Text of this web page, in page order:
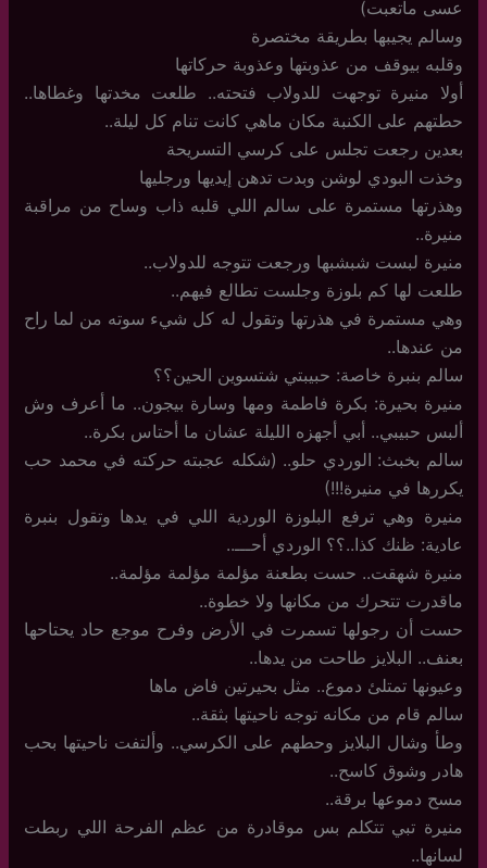
عسى ماتعبت)
وسالم يجيبها بطريقة مختصرة
وقلبه بيوقف من عذوبتها وعذوبة حركاتها
أولا منيرة توجهت للدولاب فتحته.. طلعت مخدتها وغطاها..
حطتهم على الكنبة مكان ماهي كانت تنام كل ليلة..
بعدين رجعت تجلس على كرسي التسريحة
وخذت البودي لوشن وبدت تدهن إيديها ورجليها
وهذرتها مستمرة على سالم اللي قلبه ذاب وساح من مراقبة
منيرة..
منيرة لبست شبشبها ورجعت تتوجه للدولاب..
طلعت لها كم بلوزة وجلست تطالع فيهم..
وهي مستمرة في هذرتها وتقول له كل شيء سوته من لما راح
من عندها..
سالم بنبرة خاصة: حبيبتي شتسوين الحين؟؟
منيرة بحيرة: بكرة فاطمة ومها وسارة بيجون.. ما أعرف وش
ألبس حبيبي.. أبي أجهزه الليلة عشان ما أحتاس بكرة..
سالم بخبث: الوردي حلو.. (شكله عجبته حركته في محمد حب
يكررها في منيرة!!!)
منيرة وهي ترفع البلوزة الوردية اللي في يدها وتقول بنبرة
عادية: ظنك كذا..؟؟ الوردي أحـــ..
منيرة شهقت.. حست بطعنة مؤلمة مؤلمة مؤلمة..
ماقدرت تتحرك من مكانها ولا خطوة..
حست أن رجولها تسمرت في الأرض وفرح موجع حاد يحتاحها
بعنف.. البلايز طاحت من يدها..
وعيونها تمتلئ دموع.. مثل بحيرتين فاض ماها
سالم قام من مكانه توجه ناحيتها بثقة..
وطأ وشال البلايز وحطهم على الكرسي.. وألتفت ناحيتها بحب
هادر وشوق كاسح..
مسح دموعها برقة..
منيرة تبي تتكلم بس موقادرة من عظم الفرحة اللي ربطت
لسانها..